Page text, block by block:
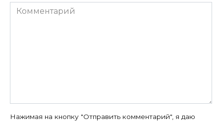
Комментарий
Нажимая на кнопку "Отправить комментарий", я даю